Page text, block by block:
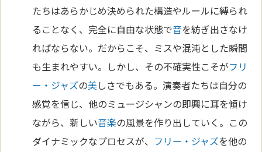
たちはあらかじめ決められた構造やルールに縛られ
ることなく、完全に自由な状態で音を紡ぎ出さなけ
ればならない。だからこそ、ミスや混沌とした瞬間
も生まれやすい。しかし、その不確実性こそがフリ
ー・ジャズの美しさでもある。演奏者たちは自分の
感覚を信じ、他のミュージシャンの即興に耳を傾け
ながら、新しい音楽の風景を作り出していく。この
ダイナミックなプロセスが、 フリー・ジャズを他の